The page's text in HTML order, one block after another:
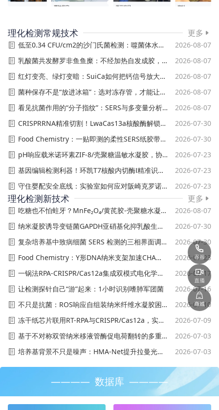
理化检测常规技术 更多
低至0.34 CFU/cm2的沙门氏菌检测：噬菌体水凝胶贴片同步区分活菌与死菌
2026-08-07
乳酸菌共发酵罗非鱼鱼糜：不经加热自发成胶，高菌量12小时完成凝胶化
2026-08-07
红灯变亮、绿灯变暗：SuiCa如何把钙信号放大成超大比率变化
2026-08-07
菌种保存不是“放进冰箱”：选对冻存管，才能让菌株稳得住、用得好
2026-08-07
看见抗菌作用的“分子指纹”：SERS与多变量分析如何解析抗菌剂作用机制
2026-08-07
CRISPRRNA精准切割！LwaCas13a核酸酶解锁基因编辑新高度
2026-07-30
Food Chemistry：一贴即测的柔性SERS纸胶带，实现食品和水中大肠杆菌低成本高灵敏检测
2026-07-30
pH响应载米诺环素ZIF-8/壳聚糖温敏水凝胶，协同抑菌抗炎阻断牙周炎牙槽骨吸收
2026-07-23
基因编辑检测利器！环凯T7核酸内切酶Ⅰ精准识别突变位点
2026-07-23
守住婴配安全底线：实验室如何应对阪崎克罗诺杆菌风险？
2026-07-23
理化检测新技术 更多
吃糖也不怕蛀牙？MnFe₂O₄/黄芪胶-壳聚糖水凝胶灭变链菌生物膜+修复脱矿牙釉质
2026-08-07
纳米凝胶诱导变链菌GAPDH亚硝基化抑乳酸生成，防牙釉质脱矿
2026-07-30
复杂培养基中致病细菌 SERS 检测的三相界面调制策略
2026-07-30
Food Chemistry：Y形DNA纳米支架加速CHA反应，黄曲霉毒素B1检测灵敏度降至1.1 pmol/L
2026-07-23
一锅法RPA-CRISPR/Cas12a集成双模式电化学侧向层析试纸用于沙门氏菌超灵敏精准检测
2026-07-17
让检测探针自己“游”起来：1小时识别嗜肺军团菌
2026-07-16
不只是抗菌：ROS响应自组装纳米纤维水凝胶困菌+入胞杀菌，缓解沙门氏菌肠炎
2026-07-10
冻干纸芯片联用RT-RPA与CRISPR/Cas12a，实现诺如病毒45分钟手机辅助现场检测
2026-07-09
基于不对称双管纳米移液管酶促电荷翻转的多重无标记细菌检测
2026-07-03
培养基背景不只是噪声：HMA-Net提升拉曼光谱细菌识别鲁棒性
2026-07-03
———— 数据库 ————